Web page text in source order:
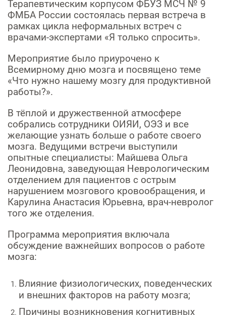
Услуги по обеспечению
комфортности пребывания в
отделениях стационара
Транспортировка и медицинское
сопровождение
Прочие услуги
Терапевтическим корпусом ФБУЗ МСЧ № 9
ФМБА России состоялась первая встреча в
рамках цикла неформальных встреч с
врачами-экспертами «Я только спросить».
Мероприятие было приурочено к
Всемирному дню мозга и посвящено теме
«Что нужно нашему мозгу для продуктивной
работы?».
В тёплой и дружественной атмосфере
собрались сотрудники ОИЯИ, ОЭЗ и все
желающие узнать больше о работе своего
мозга. Ведущими встречи выступили
опытные специалисты: Майшева Ольга
Леонидовна, заведующая Неврологическим
отделением для пациентов с острым
нарушением мозгового кровообращения, и
Карулина Анастасия Юрьевна, врач-невролог
того же отделения.
Программа мероприятия включала
обсуждение важнейших вопросов о работе
мозга:
Влияние физиологических, поведенческих
и внешних факторов на работу мозга;
Причины возникновения когнитивных